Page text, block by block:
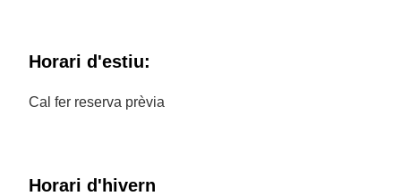
Horari d'estiu:
Cal fer reserva prèvia
Horari d'hivern